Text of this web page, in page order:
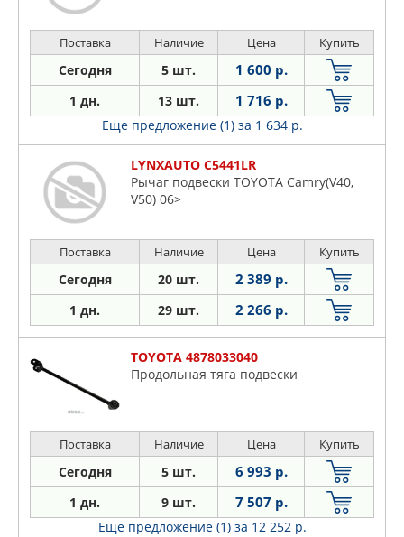
Поставка Наличие Цена Купить
Сегодня 5 шт. 1 600 р.
1 дн. 13 шт. 1 716 р.
Еще предложение (1) за 1 634 р.
LYNXAUTO C5441LR
Рычаг подвески TOYOTA Camry(V40,
V50) 06>
Поставка Наличие Цена Купить
Сегодня 20 шт. 2 389 р.
1 дн. 29 шт. 2 266 р.
TOYOTA 4878033040
Продольная тяга подвески
Поставка Наличие Цена Купить
Сегодня 5 шт. 6 993 р.
1 дн. 9 шт. 7 507 р.
Еще предложение (1) за 12 252 р.